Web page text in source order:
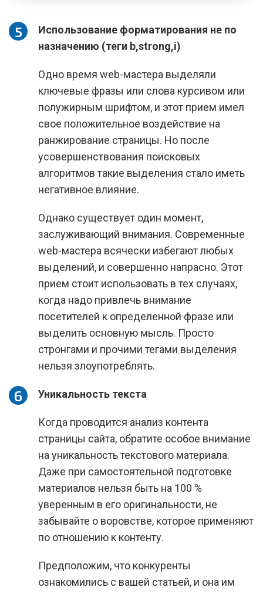
Использование форматирования не по
назначению (теги b,strong,i)
Одно время web-мастера выделяли
ключевые фразы или слова курсивом или
полужирным шрифтом, и этот прием имел
свое положительное воздействие на
ранжирование страницы. Но после
усовершенствования поисковых
алгоритмов такие выделения стало иметь
негативное влияние.
Однако существует один момент,
заслуживающий внимания. Современные
web-мастера всячески избегают любых
выделений, и совершенно напрасно. Этот
прием стоит использовать в тех случаях,
когда надо привлечь внимание
посетителей к определенной фразе или
выделить основную мысль. Просто
стронгами и прочими тегами выделения
нельзя злоупотреблять.
Уникальность текста
Когда проводится анализ контента
страницы сайта, обратите особое внимание
на уникальность текстового материала.
Даже при самостоятельной подготовке
материалов нельзя быть на 100 %
уверенным в его оригинальности, не
забывайте о воровстве, которое применяют
по отношению к контенту.
Предположим, что конкуренты
ознакомились с вашей статьей, и она им